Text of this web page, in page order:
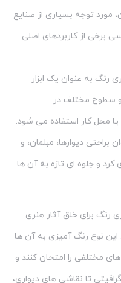
مورد توجه بسیاری از صنایع
برخی از کاربردهای اصلی
رنگ به عنوان یک ابزار
سطوح مختلف در
محل کار استفاده می شود.
براحتی دیوارها، مبلمان، و
و جلوه ای تازه به آن ها
رنگ برای خلق آثار هنری
نوع رنگ آمیزی به آن ها
مختلفی را امتحان کنند و
تا نقاشی های دیواری،